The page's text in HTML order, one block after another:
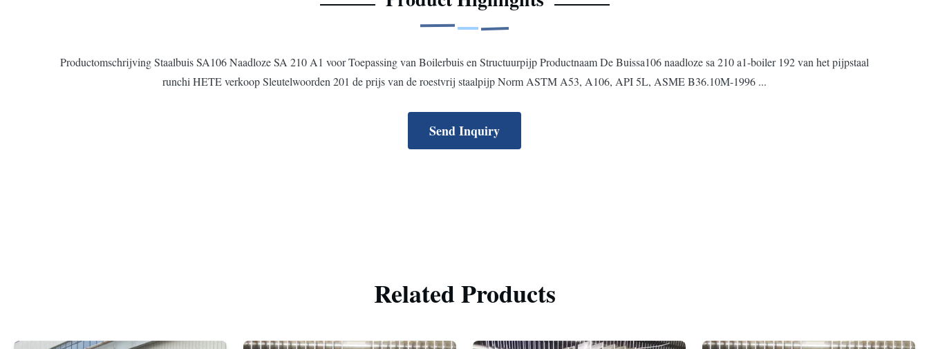
Productomschrijving Staalbuis SA106 Naadloze SA 210 A1 voor Toepassing van Boilerbuis en Structuurpijp Productnaam De Buissa106 naadloze sa 210 a1-boiler 192 van het pijpstaal
runchi HETE verkoop Sleutelwoorden 201 de prijs van de roestvrij staalpijp Norm ASTM A53, A106, API 5L, ASME B36.10M-1996 ...
Send Inquiry
Related Products